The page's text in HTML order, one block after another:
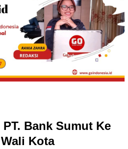
Bank Sumut Ke
Kota